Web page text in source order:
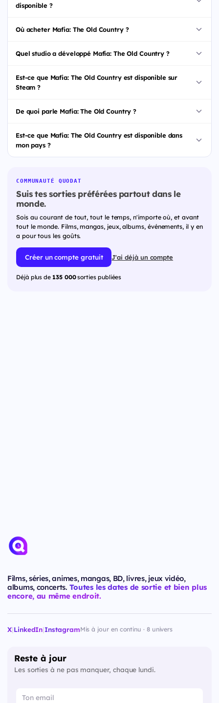
disponible ?
Où acheter Mafia: The Old Country ?
Quel studio a développé Mafia: The Old Country ?
Est-ce que Mafia: The Old Country est disponible sur
Steam ?
De quoi parle Mafia: The Old Country ?
Est-ce que Mafia: The Old Country est disponible dans
mon pays ?
COMMUNAUTÉ QUODAT
Suis tes sorties préférées partout dans le
monde.
Sois au courant de tout, tout le temps, n'importe où, et avant
tout le monde. Films, mangas, jeux, albums, événements, il y en
a pour tous les goûts.
Créer un compte gratuit J'ai déjà un compte
Déjà plus de 135 000sorties publiées
Films, séries, animes, mangas, BD, livres, jeux vidéo,
albums, concerts. Toutes les dates de sortie et bien plus
encore, au même endroit.
X|LinkedIn|InstagramMis à jour en continu · 8 univers
Reste à jour
Les sorties à ne pas manquer, chaque lundi.